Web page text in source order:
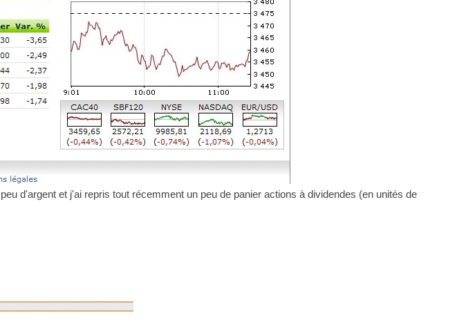
d'argent et j'ai repris tout récemment un peu de panier actions à dividendes (en unités de